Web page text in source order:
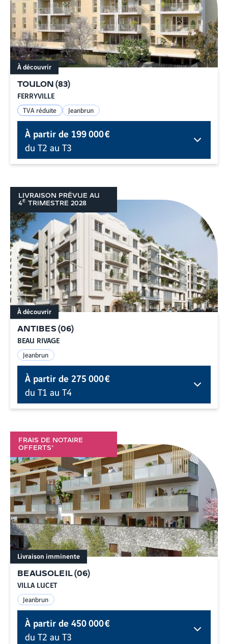
TOULON (83)
FERRYVILLE
À découvrir
TVA réduite Jeanbrun
À partir de199 000 €
du T2 au T3
LIVRAISON PRÉVUE AU
4E TRIMESTRE 2028
ANTIBES(06)
BEAU RIVAGE
À découvrir
Jeanbrun
À partir de275 000 €
du T1 au T4
FRAIS DE NOTAIRE
OFFERTS*
BEAUSOLEIL(06)
VILLA LUCET
Livraison imminente
Jeanbrun
À partir de450 000 €
du T2 au T3